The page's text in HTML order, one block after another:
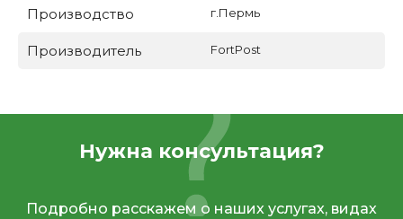
Производство г.Пермь
Производитель FortPost
Нужна консультация?
Подробно расскажем о наших услугах, видах